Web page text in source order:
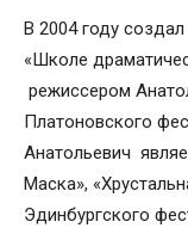
В 2004 году
«Школе
режиссером
Платоновского
Анатольевич
Маска»,
Эдинбургского